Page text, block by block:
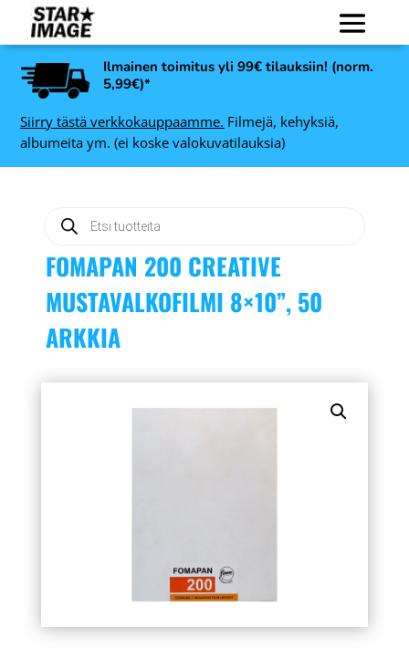
Ilmainen toimitus yli 99€ tilauksiin! (norm.
5,99€)*
Siirry tästä verkkokauppaamme. Filmejä, kehyksiä,
albumeita ym. (ei koske valokuvatilauksia)
search
FOMAPAN 200 CREATIVE
MUSTAVALKOFILMI 8×10”, 50
ARKKIA
pikakamera sininen